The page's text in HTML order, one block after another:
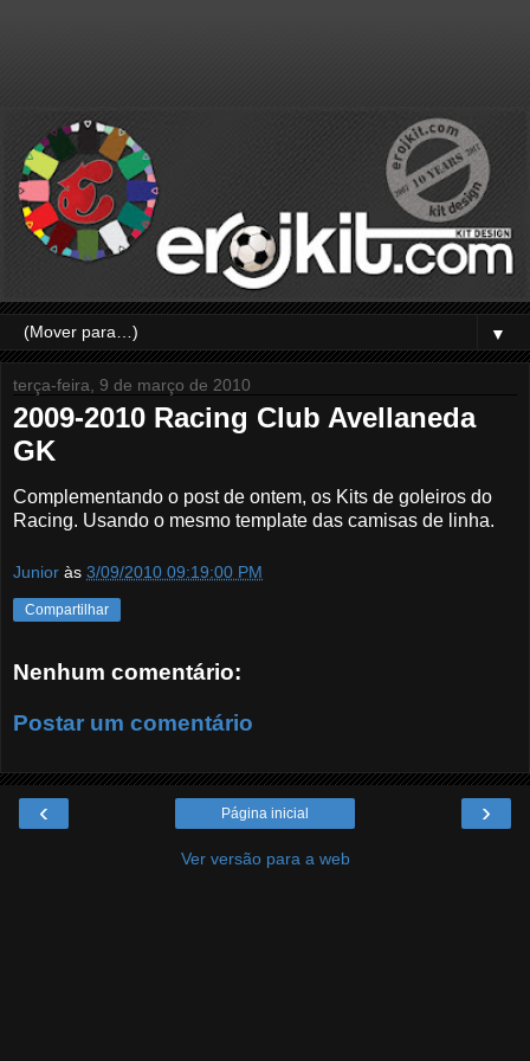
▼
terça-feira, 9 de março de 2010
2009-2010 Racing Club Avellaneda
GK
Complementando o post de ontem, os Kits de goleiros do
Racing. Usando o mesmo template das camisas de linha.
Junior às 3/09/2010 09:19:00 PM
Compartilhar
Nenhum comentário:
Postar um comentário
‹ ›
Página inicial
Ver versão para a web